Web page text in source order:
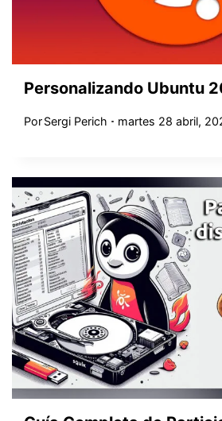
Personalizando Ubuntu
PorSergi Perich martes 28 abril,